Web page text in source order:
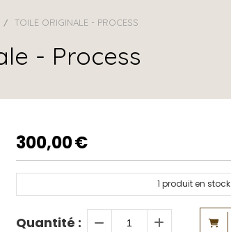
TOILE ORIGINALE - PROCESS
- Process
300,00€
1 produit en stock
Quantité :